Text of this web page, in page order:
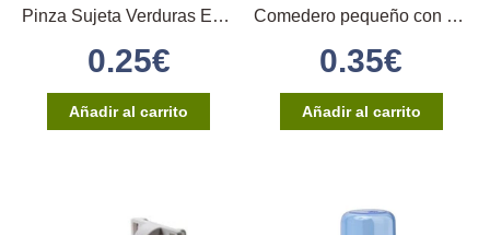
Pinza Sujeta Verduras En Plástico
0.25€
Añadir al carrito
Comedero pequeño con enganche directo
0.35€
Añadir al carrito